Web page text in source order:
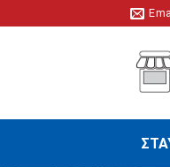
to